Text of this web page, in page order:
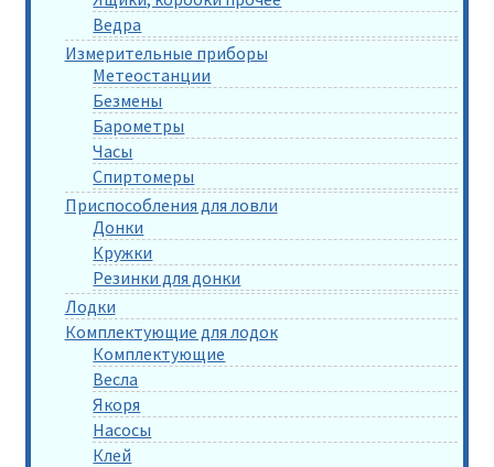
Ведра
Измерительные приборы
Метеостанции
Безмены
Барометры
Часы
Спиртомеры
Приспособления для ловли
Донки
Кружки
Резинки для донки
Лодки
Комплектующие для лодок
Комплектующие
Весла
Якоря
Насосы
Клей